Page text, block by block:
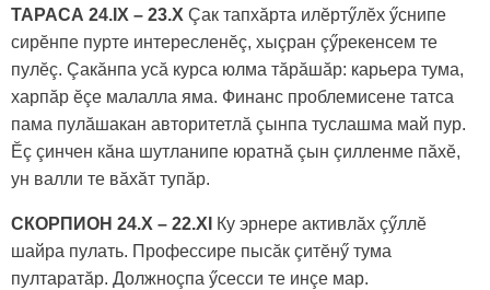
ТАРАСА 24.IX – 23.X Çак тапхăрта илӗртӳлӗх ӳснипе
сирӗнпе пурте интересленӗç, хыçран çӳрекенсем те
пулӗç. Çакăнпа усă курса юлма тăрăшăр: карьера тума,
харпăр ӗçе малалла яма. Финанс проблемисене татса
пама пулăшакан авторитетлă çынпа туслашма май пур.
Ӗç çинчен кăна шутланипе юратнă çын çилленме пăхӗ,
ун валли те вăхăт тупăр.
СКОРПИОН 24.X – 22.XI
Ку эрнере активлăх çӳллӗ
шайра пулать. Профессире пысăк çитӗнӳ тума
пултаратăр. Должноçпа ӳсесси те инçе мар.